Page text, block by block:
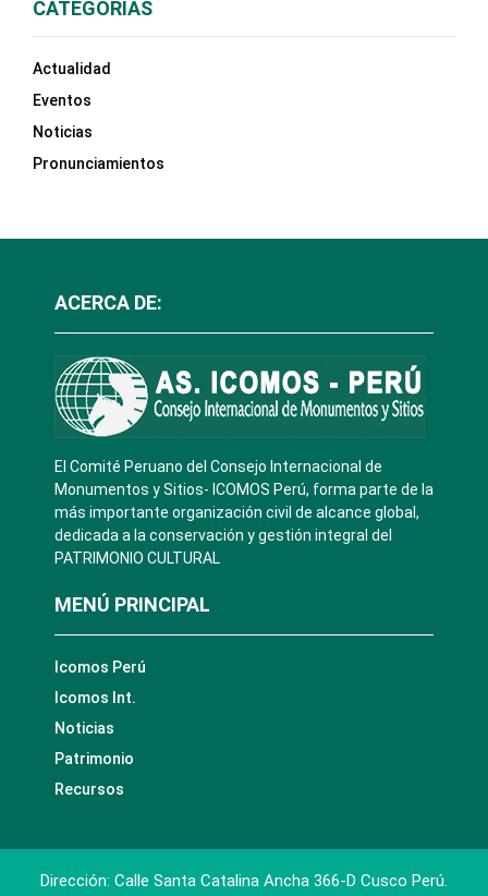
CATEGORÍAS
Actualidad
Eventos
Noticias
Pronunciamientos
ACERCA DE:
El Comité Peruano del Consejo Internacional de
Monumentos y Sitios- ICOMOS Perú, forma parte de la
más importante organización civil de alcance global,
dedicada a la conservación y gestión integral del
PATRIMONIO CULTURAL
MENÚ PRINCIPAL
Icomos Perú
Icomos Int.
Noticias
Patrimonio
Recursos
Dirección: Calle Santa Catalina Ancha 366-D Cusco Perú.